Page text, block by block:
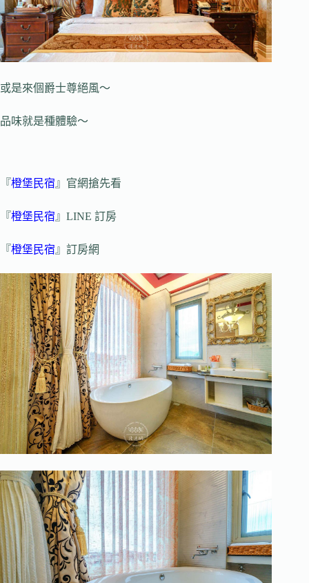
或是來個爵士尊絕風～
品味就是種體驗～
『橙堡民宿 』官網搶先看
『橙堡民宿 』LINE 訂房
『橙堡民宿 』訂房網